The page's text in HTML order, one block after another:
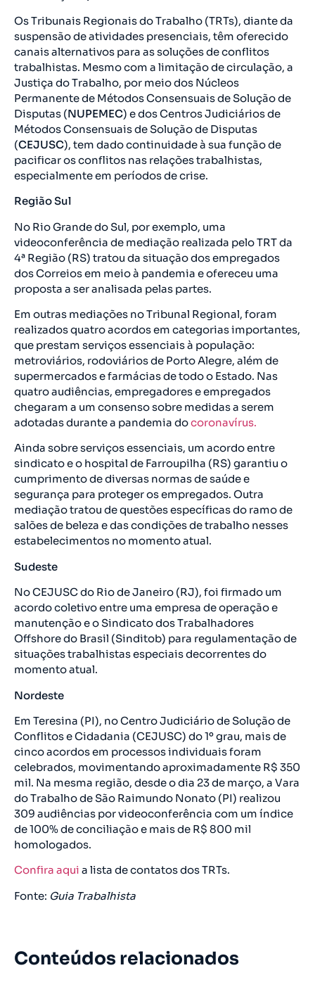
Os Tribunais Regionais do Trabalho (TRTs), diante da
suspensão de atividades presenciais, têm oferecido
canais alternativos para as soluções de conflitos
trabalhistas. Mesmo com a limitação de circulação, a
Justiça do Trabalho, por meio dos Núcleos
Permanente de Métodos Consensuais de Solução de
Disputas (NUPEMEC) e dos Centros Judiciários de
Métodos Consensuais de Solução de Disputas
(CEJUSC), tem dado continuidade à sua função de
pacificar os conflitos nas relações trabalhistas,
especialmente em períodos de crise.
Região Sul
No Rio Grande do Sul, por exemplo, uma
videoconferência de mediação realizada pelo TRT da
4ª Região (RS) tratou da situação dos empregados
dos Correios em meio à pandemia e ofereceu uma
proposta a ser analisada pelas partes.
Em outras mediações no Tribunal Regional, foram
realizados quatro acordos em categorias importantes,
que prestam serviços essenciais à população:
metroviários, rodoviários de Porto Alegre, além de
supermercados e farmácias de todo o Estado. Nas
quatro audiências, empregadores e empregados
chegaram a um consenso sobre medidas a serem
adotadas durante a pandemia docoronavírus.
Ainda sobre serviços essenciais, um acordo entre
sindicato e o hospital de Farroupilha (RS) garantiu o
cumprimento de diversas normas de saúde e
segurança para proteger os empregados. Outra
mediação tratou de questões específicas do ramo de
salões de beleza e das condições de trabalho nesses
estabelecimentos no momento atual.
Sudeste
No CEJUSC do Rio de Janeiro (RJ), foi firmado um
acordo coletivo entre uma empresa de operação e
manutenção e o Sindicato dos Trabalhadores
Offshore do Brasil (Sinditob) para regulamentação de
situações trabalhistas especiais decorrentes do
momento atual.
Nordeste
Em Teresina (PI), no Centro Judiciário de Solução de
Conflitos e Cidadania (CEJUSC) do 1º grau, mais de
cinco acordos em processos individuais foram
celebrados, movimentando aproximadamente R$ 350
mil. Na mesma região, desde o dia 23 de março, a Vara
do Trabalho de São Raimundo Nonato (PI) realizou
309 audiências por videoconferência com um índice
de 100% de conciliação e mais de R$ 800 mil
homologados.
Confira aqui a lista de contatos dos TRTs.
Fonte: Guia Trabalhista
Conteúdos relacionados